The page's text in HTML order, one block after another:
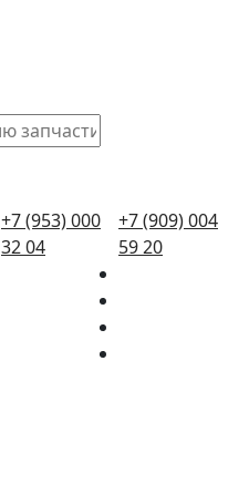
+7 (953) 000
32 04
+7 (909) 004
59 20